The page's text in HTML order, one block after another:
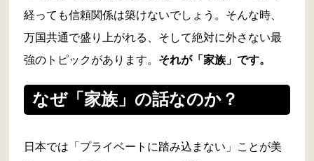
経っても信頼関係は築けないでしょう。そんな時、
万国共通で盛り上がれる、そして絶対に外さない最
強のトピックがあります。 それが「家族」です。
なぜ「家族」の話なのか？
日本では「プライベートに踏み込まない」ことが美